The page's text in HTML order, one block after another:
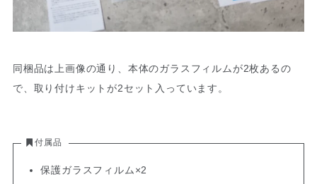
同梱品は上画像の通り、本体のガラスフィルムが2枚あるの
で、取り付けキットが2セット入っています。
付属品
保護ガラスフィルム×2